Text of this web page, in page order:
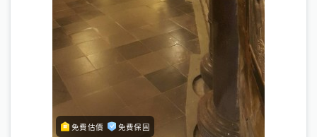
免費估價 免費保固